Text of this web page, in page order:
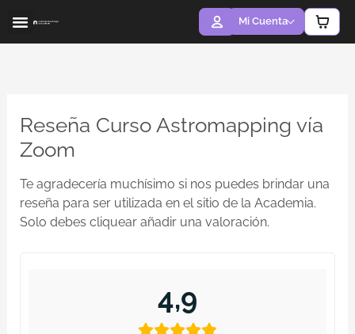
contenido
Mi Cuenta
Reseña Curso Astromapping vía
Zoom
Te agradecería muchísimo si nos puedes brindar una
reseña para ser utilizada en el sitio de la Academia.
Solo debes cliquear añadir una valoración.
4,9